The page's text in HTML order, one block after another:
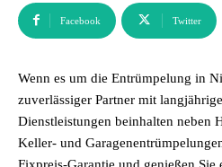
Facebook Twitter
Wenn es um die Entrümpelung in
zuverlässiger Partner mit
Dienstleistungen beinhalten neben
Keller- und